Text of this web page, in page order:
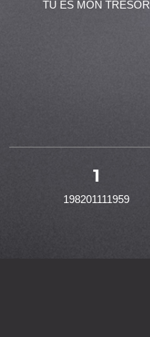
TU ES MON TRESOR
1
198201111959